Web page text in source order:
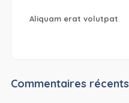
Aliquam erat volutpat
Commentaires récents